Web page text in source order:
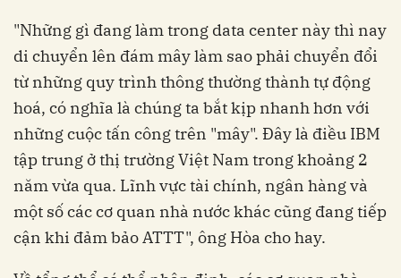
"Những gì đang làm trong data center này thì nay
di chuyển lên đám mây làm sao phải chuyển đổi
từ những quy trình thông thường thành tự động
hoá, có nghĩa là chúng ta bắt kịp nhanh hơn với
những cuộc tấn công trên "mây". Đây là điều IBM
tập trung ở thị trường Việt Nam trong khoảng 2
năm vừa qua. Lĩnh vực tài chính, ngân hàng và
một số các cơ quan nhà nước khác cũng đang tiếp
cận khi đảm bảo ATTT", ông Hòa cho hay.